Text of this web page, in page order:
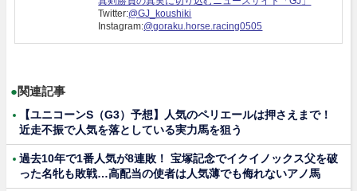
Twitter:@GJ_koushiki
Instagram:@goraku.horse.racing0505
●関連記事
【ユニコーンS（G3）予想】人気のペリエールは押さえまで！
近走不振で人気を落としている実力馬を狙う
過去10年で1番人気が8連敗！ 宝塚記念でイクイノックス父を破
った名牝も敗戦…高配当の使者は人気薄でも侮れないアノ馬